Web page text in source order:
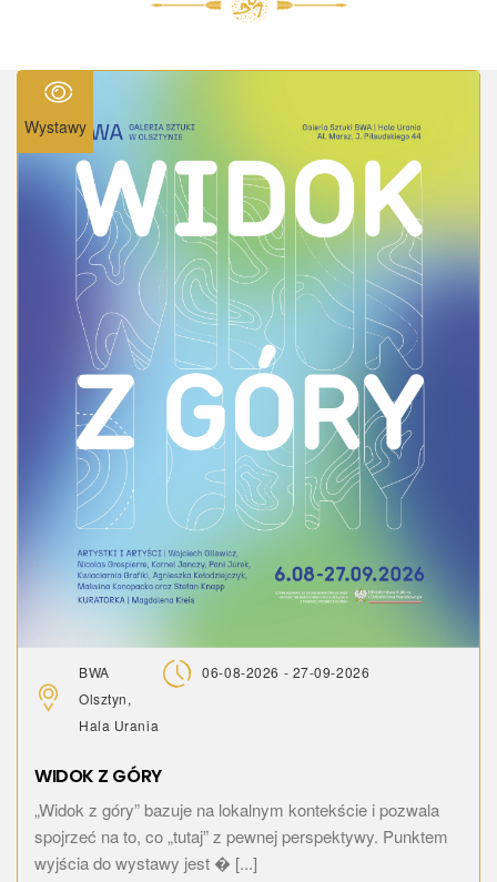
Wystawy
BWA
Olsztyn,
Hala Urania
06-08-2026 - 27-09-2026
WIDOK Z GÓRY
„Widok z góry” bazuje na lokalnym kontekście i pozwala
spojrzeć na to, co „tutaj” z pewnej perspektywy. Punktem
wyjścia do wystawy jest � [...]